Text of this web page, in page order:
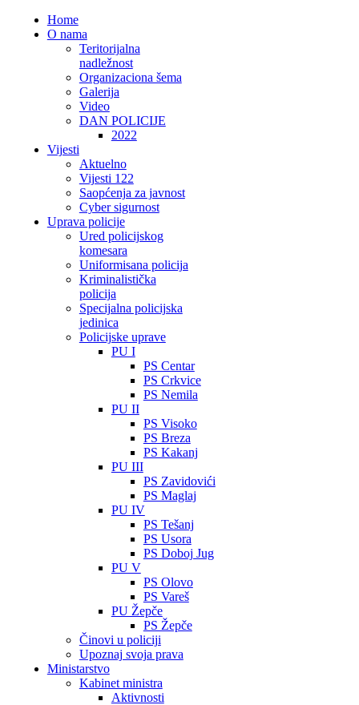
Home
O nama
Teritorijalna
nadležnost
Organizaciona šema
Galerija
Video
DAN POLICIJE
2022
Vijesti
Aktuelno
Vijesti 122
Saopćenja za javnost
Cyber sigurnost
Uprava policije
Ured policijskog
komesara
Uniformisana policija
Kriminalistička
policija
Specijalna policijska
jedinica
Policijske uprave
PU I
PS Centar
PS Crkvice
PS Nemila
PU II
PS Visoko
PS Breza
PS Kakanj
PU III
PS Zavidovići
PS Maglaj
PU IV
PS Tešanj
PS Usora
PS Doboj Jug
PU V
PS Olovo
PS Vareš
PU Žepče
PS Žepče
Činovi u policiji
Upoznaj svoja prava
Ministarstvo
Kabinet ministra
Aktivnosti